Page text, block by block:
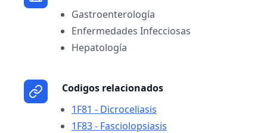
Gastroenterología
Enfermedades Infecciosas
Hepatología
Codigos relacionados
1F81 - Dicroceliasis
1F83 - Fasciolopsiasis